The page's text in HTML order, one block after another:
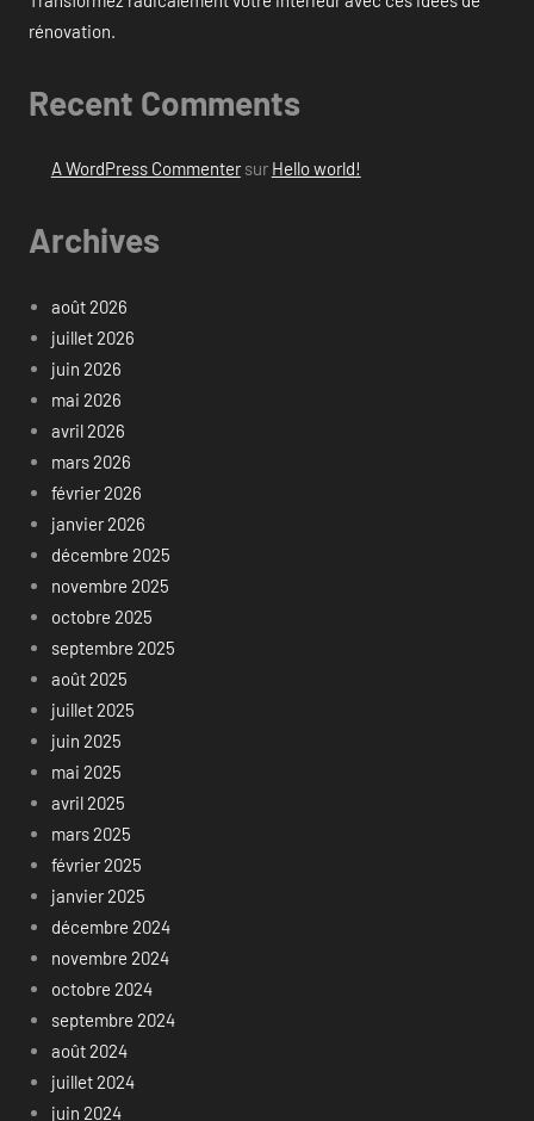
rénovation.
Recent Comments
A WordPress Commentersur Hello world!
Archives
août 2026
juillet 2026
juin 2026
mai 2026
avril 2026
mars 2026
février 2026
janvier 2026
décembre 2025
novembre 2025
octobre 2025
septembre 2025
août 2025
juillet 2025
juin 2025
mai 2025
avril 2025
mars 2025
février 2025
janvier 2025
décembre 2024
novembre 2024
octobre 2024
septembre 2024
août 2024
juillet 2024
juin 2024